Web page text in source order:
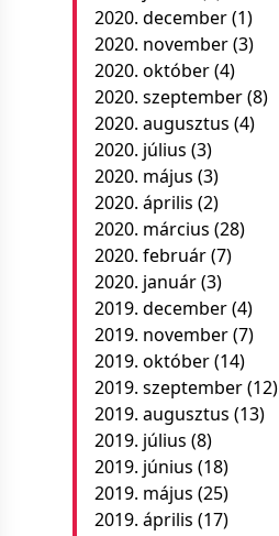
2020. december(1)
2020. november(3)
2020. október(4)
2020. szeptember(8)
2020. augusztus (4)
2020. július (3)
2020. május (3)
2020. április (2)
2020. március (28)
2020. február(7)
2020. január(3)
2019. december(4)
2019. november(7)
2019. október(14)
2019. szeptember(12)
2019. augusztus (13)
2019. július (8)
2019. június (18)
2019. május (25)
2019. április (17)